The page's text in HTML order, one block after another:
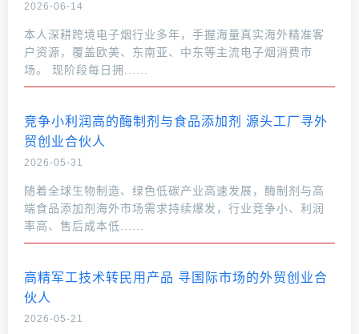
2026-06-14
本人深耕跨境电子烟行业多年，手握海量真实海外精准客
户资源，覆盖欧美、东南亚、中东等主流电子烟消费市
场。 现阶段每日拥......
竞争小利润高的酶制剂与食品添加剂 源头工厂寻外
贸创业合伙人
2026-05-31
随着全球生物制造、绿色低碳产业高速发展，酶制剂与高
端食品添加剂海外市场需求持续爆发，行业竞争小、利润
率高、售后成本低......
高精军工技术转民用产品 寻国际市场的外贸创业合
伙人
2026-05-21